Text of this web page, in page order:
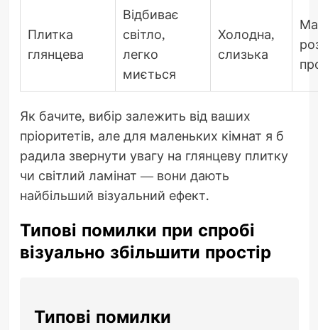
Плитка
глянцева
Відбиває
світло,
легко
миється
Холодна,
слизька
Як бачите, вибір залежить від ваших
пріоритетів, але для маленьких кімнат я б
радила звернути увагу на глянцеву плитку
чи світлий ламінат — вони дають
найбільший візуальний ефект.
Типові помилки при спробі
візуально збільшити простір
Типові помилки